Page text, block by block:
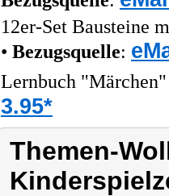
12er-Set Bausteine
• Bezugsquelle:
Lernbuch
3.95*
Themen-